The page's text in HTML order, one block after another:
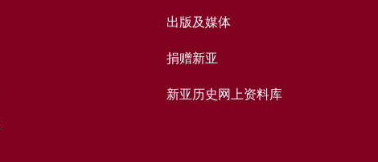
出版及媒体
捐赠新亚
新亚历史网上资料库